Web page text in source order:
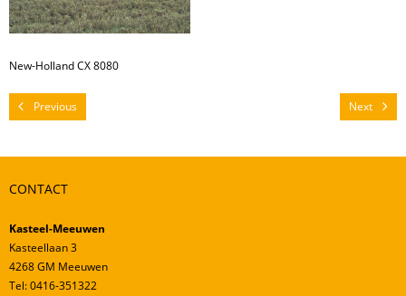
Te koop
New-Holland CX 8080
Previous Next
CONTACT
Kasteel-Meeuwen
Kasteellaan 3
4268 GM Meeuwen
Tel: 0416-351322